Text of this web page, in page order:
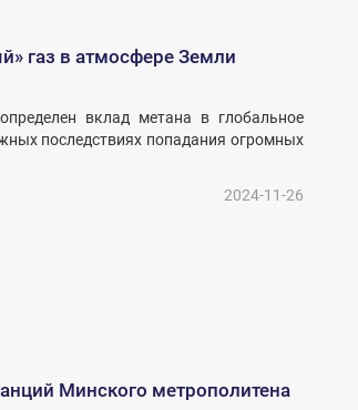
газ в атмосфере Земли
вклад метана в глобальное
последствиях попадания огромных
2024-11-26
Минского метрополитена